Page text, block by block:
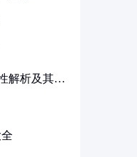
解析及其在